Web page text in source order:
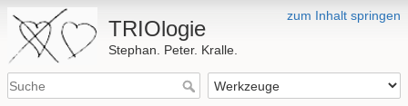
zum Inhalt springen
TRIOlogie
Stephan. Peter. Kralle.